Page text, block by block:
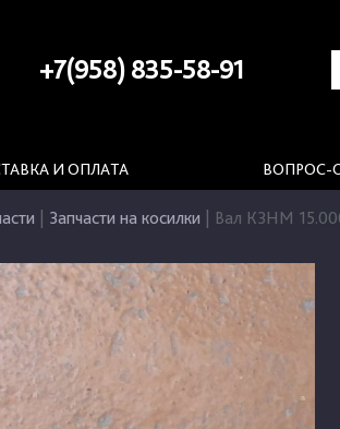
+7(958) 835-58-91
И ОПЛАТА ВОПРОС-
Запчасти на косилки Вал КЗНМ